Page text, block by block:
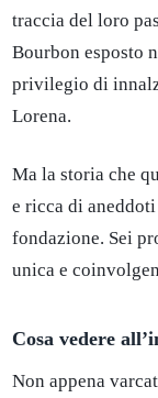
traccia del loro
Bourbon esposto
privilegio di
Lorena.
Ma la storia che
e ricca di
fondazione. Sei
unica e
Cosa vedere
Non appena